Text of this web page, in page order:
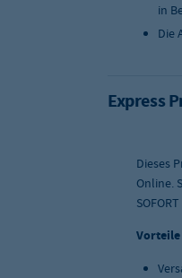
in
Die
Express
Dieses
Online.